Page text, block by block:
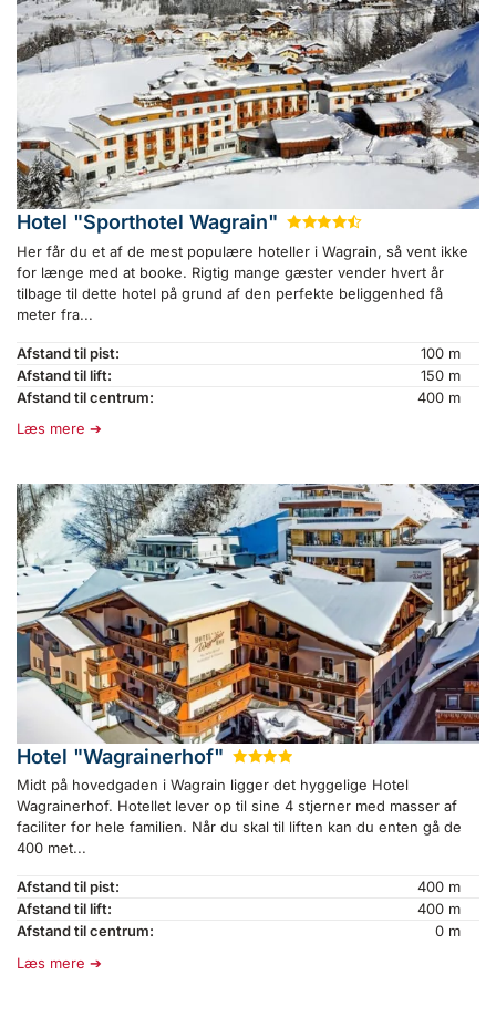
Hotel "Sporthotel Wagrain" ★★★★
Her får du et af de mest populære hoteller i Wagrain, så vent ikke
for længe med at booke. Rigtig mange gæster vender hvert år
tilbage til dette hotel på grund af den perfekte beliggenhed få
meter fra...
Afstand til pist:
100 m
Afstand til lift:
150 m
Afstand til centrum:
400 m
Læs mere
Hotel "Wagrainerhof" ★★★
Midt på hovedgaden i Wagrain ligger det hyggelige Hotel
Wagrainerhof. Hotellet lever op til sine 4 stjerner med masser af
faciliter for hele familien. Når du skal til liften kan du enten gå de
400 met...
Afstand til pist:
400 m
Afstand til lift:
400 m
Afstand til centrum:
0 m
Læs mere